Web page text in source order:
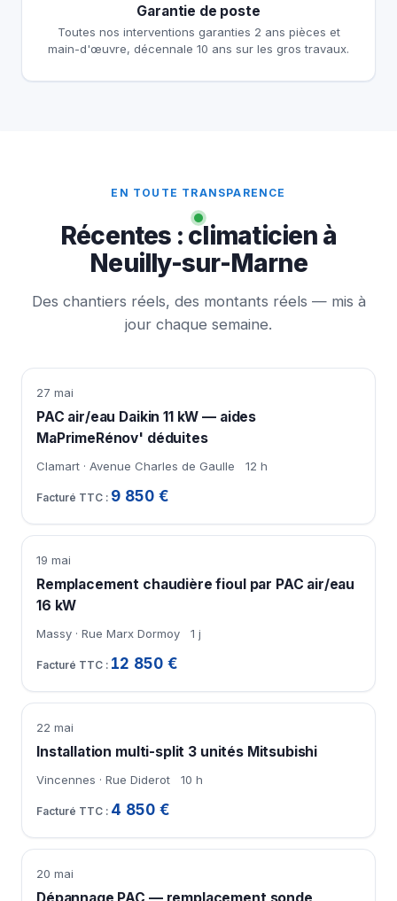
Garantie de poste
Toutes nos interventions garanties 2 ans pièces et
main-d'œuvre, décennale 10 ans sur les gros travaux.
EN TOUTE TRANSPARENCE
Récentes : climaticien à
Neuilly-sur-Marne
Des chantiers réels, des montants réels — mis à
jour chaque semaine.
27 mai
PAC air/eau Daikin 11 kW — aides
MaPrimeRénov' déduites
Clamart · Avenue Charles de Gaulle 12 h
9 850 €
19 mai
Remplacement chaudière fioul par PAC air/eau
16 kW
Massy · Rue Marx Dormoy 1 j
12 850 €
22 mai
Installation multi-split 3 unités Mitsubishi
Vincennes · Rue Diderot 10 h
4 850 €
20 mai